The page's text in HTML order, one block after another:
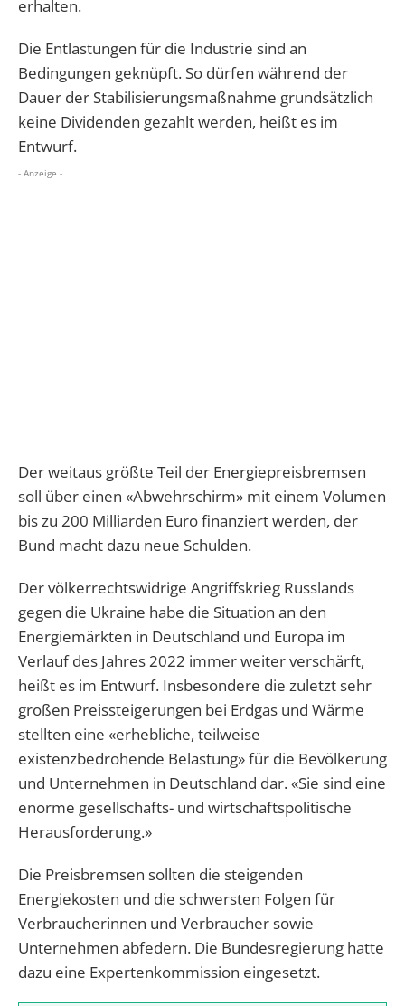
erhalten.
Die Entlastungen für die Industrie sind an
Bedingungen geknüpft. So dürfen während der
Dauer der Stabilisierungsmaßnahme grundsätzlich
keine Dividenden gezahlt werden, heißt es im
Entwurf.
- Anzeige -
Der weitaus größte Teil der Energiepreisbremsen
soll über einen «Abwehrschirm» mit einem Volumen
bis zu 200 Milliarden Euro finanziert werden, der
Bund macht dazu neue Schulden.
Der völkerrechtswidrige Angriffskrieg Russlands
gegen die Ukraine habe die Situation an den
Energiemärkten in Deutschland und Europa im
Verlauf des Jahres 2022 immer weiter verschärft,
heißt es im Entwurf. Insbesondere die zuletzt sehr
großen Preissteigerungen bei Erdgas und Wärme
stellten eine «erhebliche, teilweise
existenzbedrohende Belastung» für die Bevölkerung
und Unternehmen in Deutschland dar. «Sie sind eine
enorme gesellschafts- und wirtschaftspolitische
Herausforderung.»
Die Preisbremsen sollten die steigenden
Energiekosten und die schwersten Folgen für
Verbraucherinnen und Verbraucher sowie
Unternehmen abfedern. Die Bundesregierung hatte
dazu eine Expertenkommission eingesetzt.